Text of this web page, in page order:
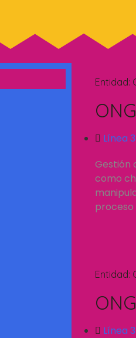
Entidad:
Línea
Gestión
como
proceso
Entidad:
Línea